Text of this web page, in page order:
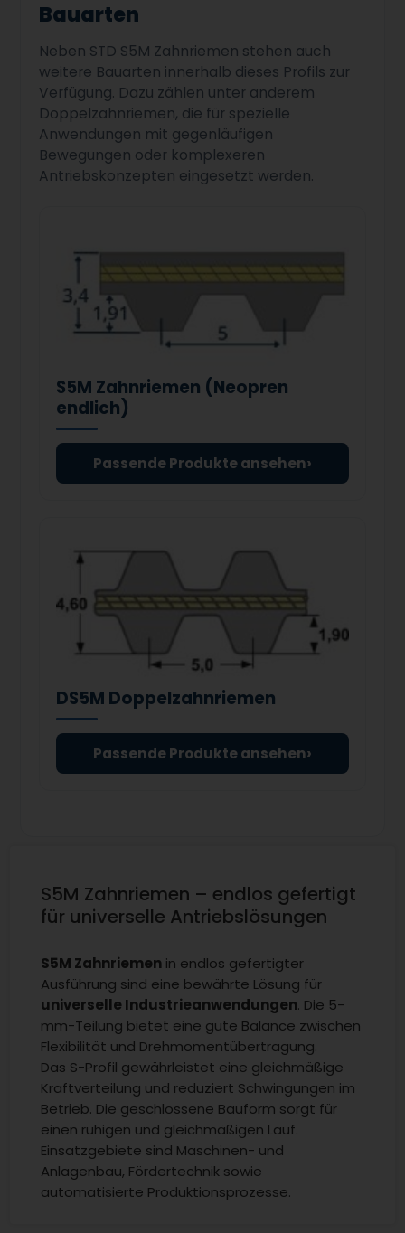
Bauarten
Neben STD S5M Zahnriemen stehen auch
weitere Bauarten innerhalb dieses Profils zur
Verfügung. Dazu zählen unter anderem
Doppelzahnriemen, die für spezielle
Anwendungen mit gegenläufigen
Bewegungen oder komplexeren
Antriebskonzepten eingesetzt werden.
S5M Zahnriemen (Neopren
endlich)
Passende Produkte ansehen›
DS5M Doppelzahnriemen
Passende Produkte ansehen›
S5M Zahnriemen – endlos gefertigt
für universelle Antriebslösungen
S5M Zahnriemenin endlos gefertigter
Ausführung sind eine bewährte Lösung für
universelle Industrieanwendungen. Die 5-
mm-Teilung bietet eine gute Balance zwischen
Flexibilität und Drehmomentübertragung.
Das S-Profil gewährleistet eine gleichmäßige
Kraftverteilung und reduziert Schwingungen im
Betrieb. Die geschlossene Bauform sorgt für
einen ruhigen und gleichmäßigen Lauf.
Einsatzgebiete sind Maschinen- und
Anlagenbau, Fördertechnik sowie
automatisierte Produktionsprozesse.